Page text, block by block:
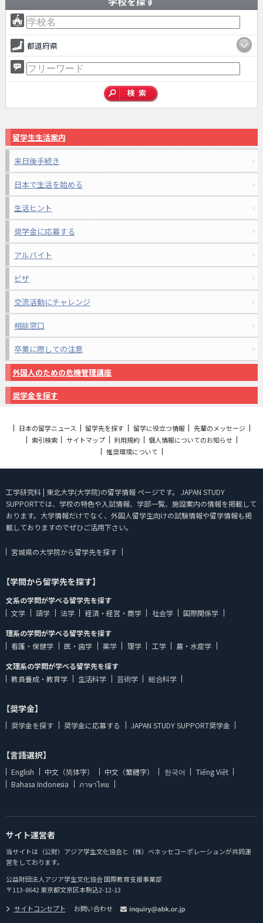
都道府県
留学生生活案内
来日後手続き
日本で生活を始める
生活ヒント
奨学金に応募する
アルバイト
ビザ
交流活動にチャレンジ
相談窓口
卒業に際しての注意
外国人のための危機管理講座
奨学金を探す
日本の留学ニュース 留学先を探す 留学に役立つ情報
先輩のメッセージ
索引検索
サイトマップ 利用規約
個人情報についてのお知らせ
推奨環境について
工学研究科 | 東北大学(大学院)の留学情報 ページです。 JAPAN STUDY
SUPPORTでは、学校の特色や入試情報、学部一覧、施設案内の情報を掲載して
おります。大学情報だけでなく、外国人留学生向けの試験情報や留学情報も掲
載しておりますのでぜひご活用下さい。
宮城県の大学院から留学先を探す
【学問から留学先を探す】
文系の学問が学べる留学先を探す
文学
語学 法学 経済・経営・商学 社会学
国際関係学
理系の学問が学べる留学先を探す
看護・保健学
医・歯学 薬学 理学 工学
農・水産学
文理系の学問が学べる留学先を探す
教員養成・教育学
生活科学 芸術学 総合科学
【奨学金】
奨学金を探す 奨学金に応募する JAPAN STUDY SUPPORT奨学金
【言語選択】
English 中文（简体字） 中文（繁體字） 한국어
Tiếng Việt
Bahasa Indonesia
ภาษาไทย
サイト運営者
当サイトは（公財）アジア学生文化協会と（株）ベネッセコーポレーションが共同運
営をしております。
公益財団法人アジア学生文化協会 国際教育支援事業部
〒113-8642 東京都文京区本駒込2-12-13
サイトコンセプト
お問い合わせ